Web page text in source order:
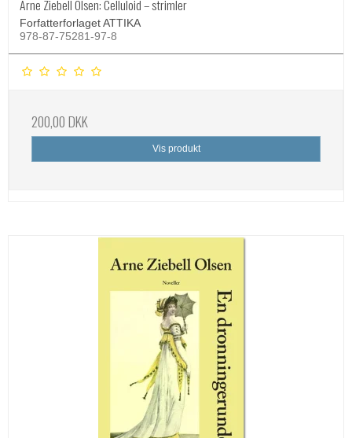
Arne Ziebell Olsen: Celluloid – strimler
Forfatterforlaget ATTIKA
978-87-75281-97-8
200,00 DKK
Vis produkt